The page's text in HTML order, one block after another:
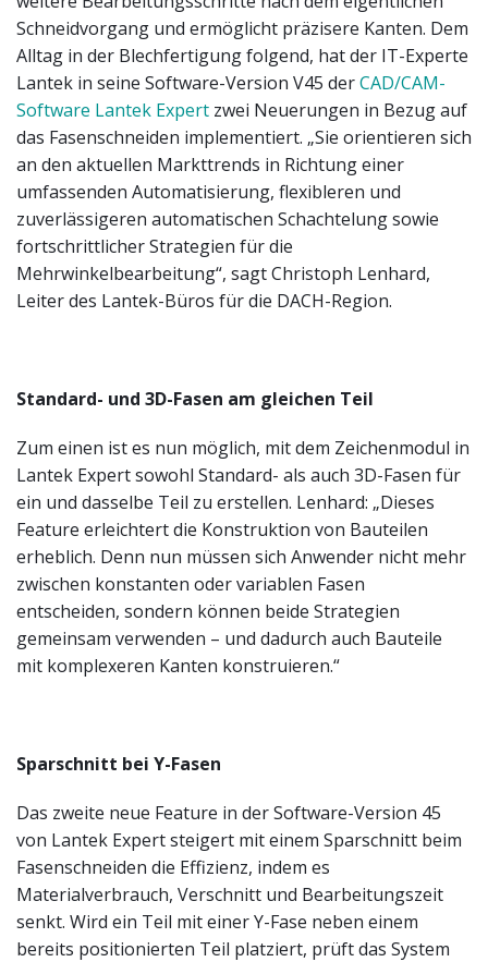
Schneidvorgang und ermöglicht präzisere Kanten. Dem
Alltag in der Blechfertigung folgend, hat der IT-Experte
Lantek in seine Software-Version V45 derCAD/CAM-
Software Lantek Expert zwei Neuerungen in Bezug auf
das Fasenschneiden implementiert. „Sie orientieren sich
an den aktuellen Markttrends in Richtung einer
umfassenden Automatisierung, flexibleren und
zuverlässigeren automatischen Schachtelung sowie
fortschrittlicher Strategien für die
Mehrwinkelbearbeitung“, sagt Christoph Lenhard,
Leiter des Lantek-Büros für die DACH-Region.
Standard- und 3D-Fasen am gleichen Teil
Zum einen ist es nun möglich, mit dem Zeichenmodul in
Lantek Expert sowohl Standard- als auch 3D-Fasen für
ein und dasselbe Teil zu erstellen. Lenhard: „Dieses
Feature erleichtert die Konstruktion von Bauteilen
erheblich. Denn nun müssen sich Anwender nicht mehr
zwischen konstanten oder variablen Fasen
entscheiden, sondern können beide Strategien
gemeinsam verwenden – und dadurch auch Bauteile
mit komplexeren Kanten konstruieren.“
Sparschnitt bei Y-Fasen
Das zweite neue Feature in der Software-Version 45
von Lantek Expert steigert mit einem Sparschnitt beim
Fasenschneiden die Effizienz, indem es
Materialverbrauch, Verschnitt und Bearbeitungszeit
senkt. Wird ein Teil mit einer Y-Fase neben einem
bereits positionierten Teil platziert, prüft das System